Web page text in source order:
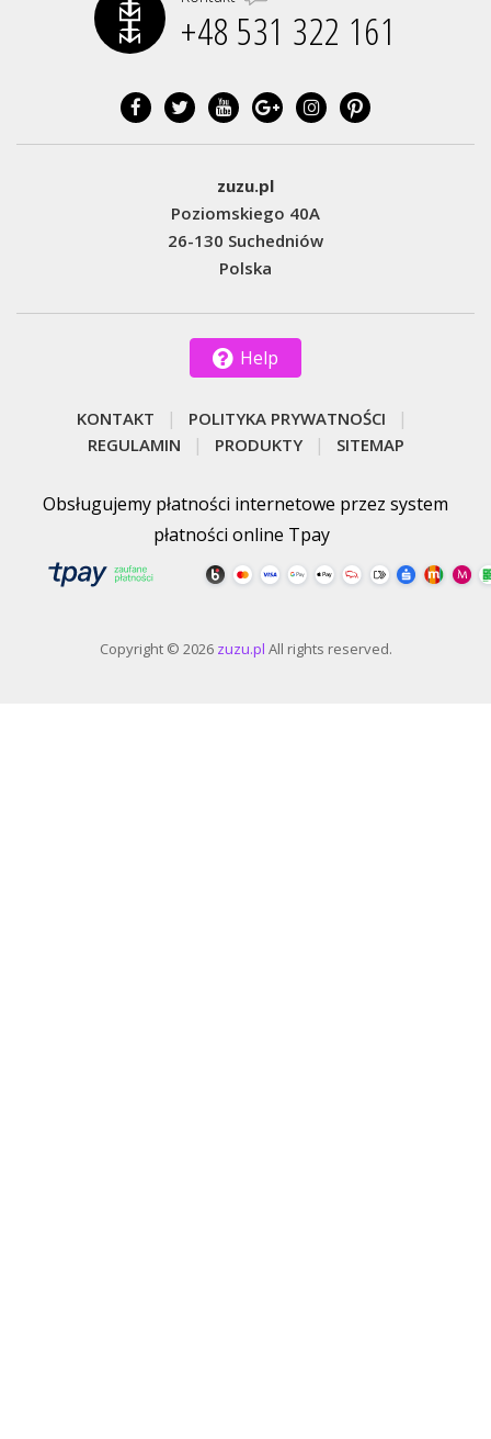
+48 531 322 161‬
zuzu.pl
Poziomskiego 40A
26-130 Suchedniów
Polska
Help
KONTAKT
POLITYKA PRYWATNOŚCI
REGULAMIN
PRODUKTY SITEMAP
Obsługujemy płatności internetowe przez system
płatności online Tpay
Copyright © 2026 zuzu.pl All rights reserved.